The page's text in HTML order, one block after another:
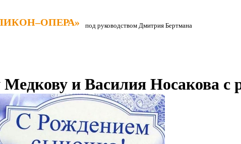
под руководством Дмитрия Бертмана
и Василия Носакова с